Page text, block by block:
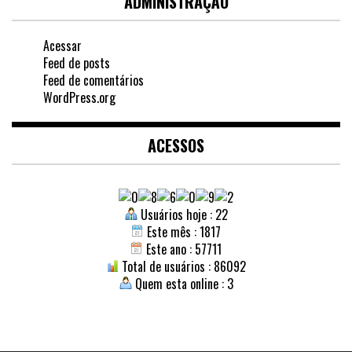
Acessar
Feed de posts
Feed de comentários
WordPress.org
ACESSOS
Usuários hoje : 22
Este mês : 1817
Este ano : 57711
Total de usuários : 86092
Quem esta online : 3